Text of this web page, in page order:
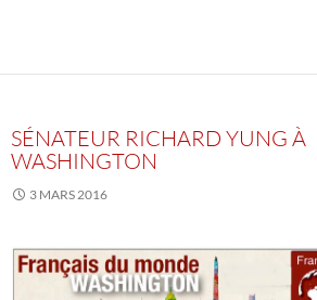
SÉNATEUR RICHARD YUNG À
WASHINGTON
3 MARS 2016